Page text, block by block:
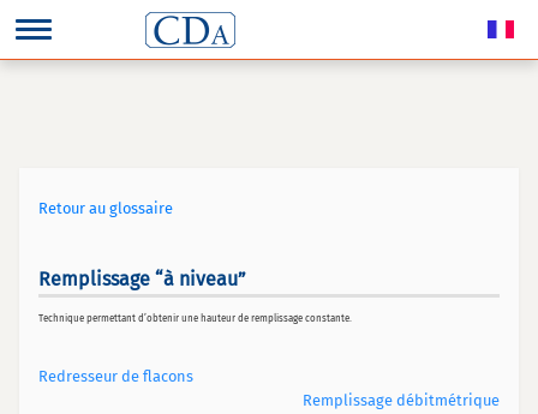
Retour au glossaire
Remplissage “à niveau”
Technique permettant d’obtenir une hauteur de remplissage constante.
Redresseur de flacons
Remplissage débitmétrique